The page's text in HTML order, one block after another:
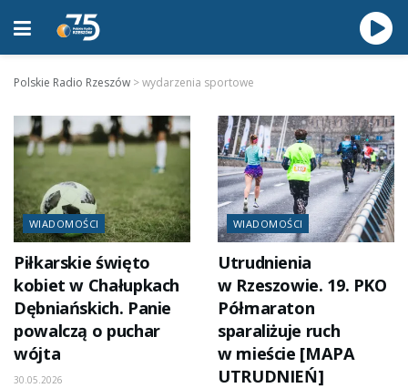
Polskie Radio Rzeszów >wydarzenia sportowe
WIADOMOŚCI
Piłkarskie święto
kobiet w Chałupkach
Dębniańskich. Panie
powalczą o puchar
wójta
30.05.2026
WIADOMOŚCI
Utrudnienia
w Rzeszowie. 19. PKO
Półmaraton
sparaliżuje ruch
w mieście [MAPA
UTRUDNIEŃ]